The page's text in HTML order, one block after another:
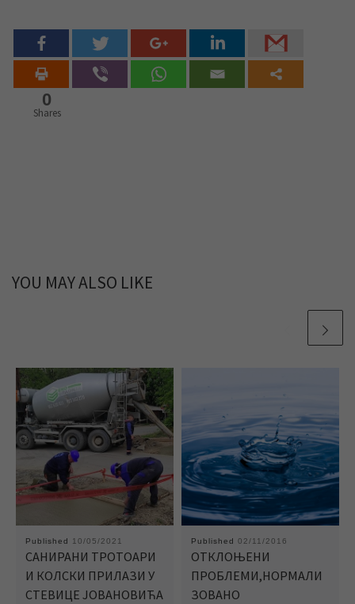
0
Shares
YOU MAY ALSO LIKE
Published 10/05/2021
САНИРАНИ ТРОТОАРИ
И КОЛСКИ ПРИЛАЗИ У
СТЕВИЦЕ ЈОВАНОВИЋА
Published 02/11/2016
ОТКЛОЊЕНИ
ПРОБЛЕМИ,НОРМАЛИ
ЗОВАНО